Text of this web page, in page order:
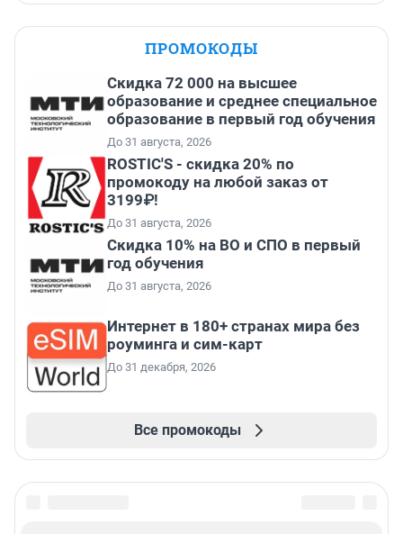
ПРОМОКОДЫ
Скидка 72 000 на высшее
образование и среднее специальное
образование в первый год обучения
До 31 августа, 2026
ROSTIC'S - скидка 20% по
промокоду на любой заказ от
3199₽!
До 31 августа, 2026
Скидка 10% на ВО и СПО в первый
год обучения
До 31 августа, 2026
Интернет в 180+ странах мира без
роуминга и сим-карт
До 31 декабря, 2026
Все промокоды